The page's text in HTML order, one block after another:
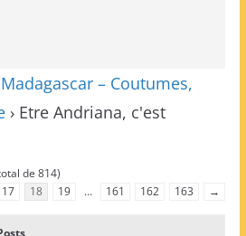
Madagascar – Coutumes,
› Etre Andriana, c'est
de 814)
17 18 19 … 161 162 163 →